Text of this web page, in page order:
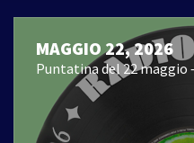
MAGGIO 22, 2026
Puntatina del 22 maggio